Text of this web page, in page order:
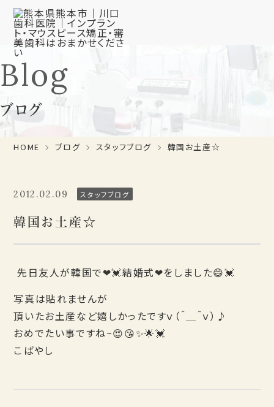
Blog
ブログ
HOME ブログ スタッフブログ 韓国お土産☆
2012.02.09 スタッフブログ
韓国お土産☆
先日友人が韓国で❤💓結婚式❤をしました😄💓
写真は貼れませんが
頂いたお土産など嬉しかったですｖ（＾＿＾ｖ）♪
おめでたい事ですね~😍😘✨🌟💓
こばやし